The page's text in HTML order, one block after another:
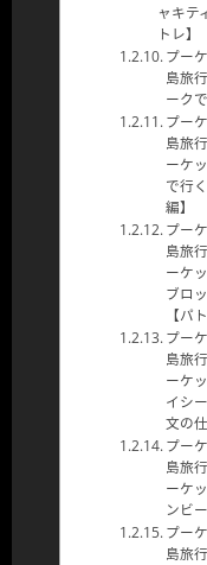
ャキテ
トレ】
プー
島旅
ーク
プー
島旅
ーケ
で行
編】
プー
島旅
ーケ
ブロ
【パ
プー
島旅
ーケ
イシ
文の
プー
島旅
ーケ
ンビ
プー
島旅